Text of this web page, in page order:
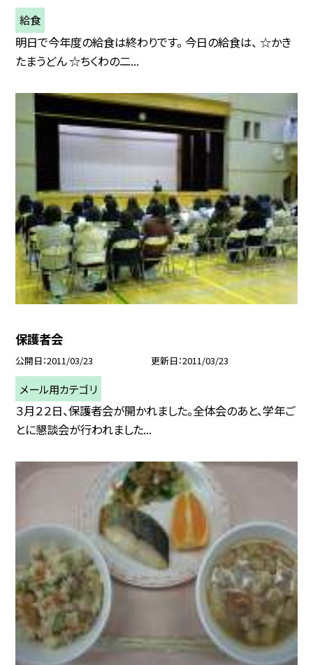
給食
明日で今年度の給食は終わりです。 今日の給食は、 ☆かき
たまうどん ☆ちくわの二...
保護者会
公開日 2011/03/23 更新日 2011/03/23
メール用カテゴリ
３月２２日、保護者会が開かれました。全体会のあと、学年ご
とに懇談会が行われました...